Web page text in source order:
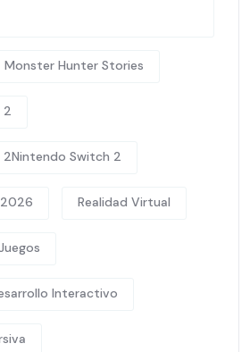
Monster Hunter Stories
2
Switch 2
Realidad Virtual
Interactivo